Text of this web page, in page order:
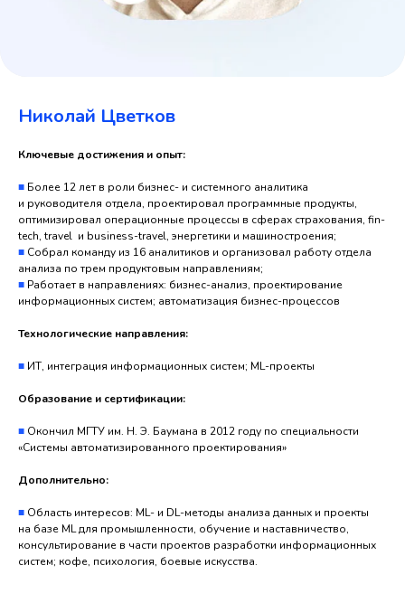
Николай Цветков
Ключевые достижения и опыт:
■ Более 12 лет в роли бизнес- и системного аналитика
и руководителя отдела, проектировал программные продукты,
оптимизировал операционные процессы в сферах страхования, fin-
tech, travel и business-travel, энергетики и машиностроения;
■ Собрал команду из 16 аналитиков и организовал работу отдела
анализа по трем продуктовым направлениям;
■ Работает в направлениях: бизнес-анализ, проектирование
информационных систем; автоматизация бизнес-процессов
Технологические направления:
■ ИТ, интеграция информационных систем; ML-проекты
Образование и сертификации:
■ Окончил МГТУ им. Н. Э. Баумана в 2012 году по специальности
«Системы автоматизированного проектирования»
Дополнительно:
■ Область интересов: ML- и DL-методы анализа данных и проекты
на базе ML для промышленности, обучение и наставничество,
консультирование в части проектов разработки информационных
систем; кофе, психология, боевые искусства.